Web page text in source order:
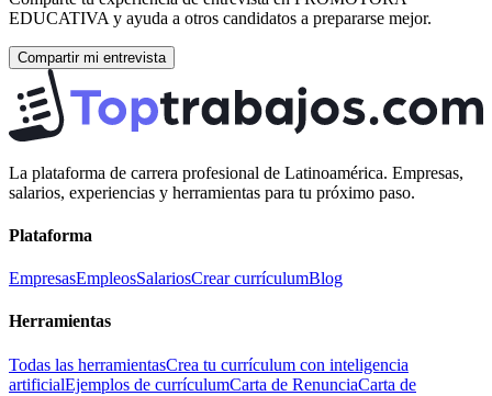
EDUCATIVA y ayuda a otros candidatos a prepararse mejor.
Compartir mi entrevista
La plataforma de carrera profesional de Latinoamérica. Empresas,
salarios, experiencias y herramientas para tu próximo paso.
Plataforma
EmpresasEmpleosSalariosCrear currículumBlog
Herramientas
Todas las herramientasCrea tu currículum con inteligencia
artificialEjemplos de currículumCarta de RenunciaCarta de